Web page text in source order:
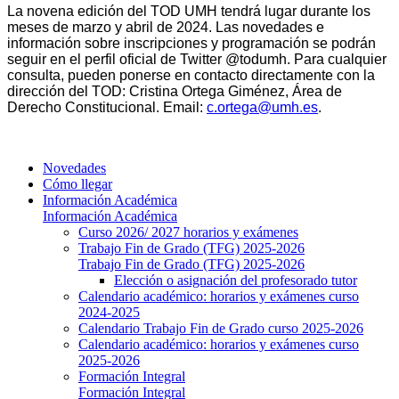
La novena edición del TOD UMH tendrá lugar durante los
meses de marzo y abril de 2024. Las novedades e
información sobre inscripciones y programación se podrán
seguir en el perfil oficial de Twitter @todumh. Para cualquier
consulta, pueden ponerse en contacto directamente con la
dirección del TOD: Cristina Ortega Giménez, Área de
Derecho Constitucional. Email: c.ortega@umh.es.
Novedades
Cómo llegar
Información Académica
Información Académica
Curso 2026/ 2027 horarios y exámenes
Trabajo Fin de Grado (TFG) 2025-2026
Trabajo Fin de Grado (TFG) 2025-2026
Elección o asignación del profesorado tutor
Calendario académico: horarios y exámenes curso
2024-2025
Calendario Trabajo Fin de Grado curso 2025-2026
Calendario académico: horarios y exámenes curso
2025-2026
Formación Integral
Formación Integral